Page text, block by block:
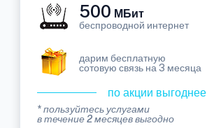
500 МБит
беспроводной интернет
дарим бесплатную
сотовую связь на 3 месяца
по акции выгоднее
* пользуйтесь услугами
в течение 2 месяцев выгодно